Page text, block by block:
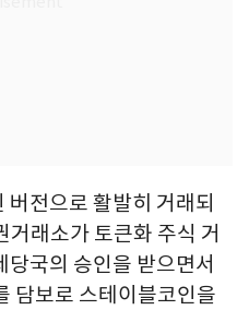
전으로 활발히 거래되
래소가 토큰화 주식 거
국의 승인을 받으면서
담보로 스테이블코인을